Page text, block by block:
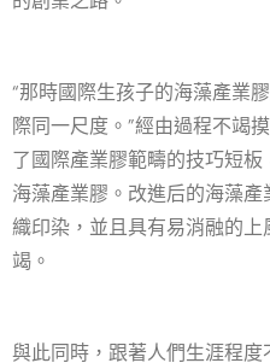
“那時國際生孩子的海藻產業
際同一尺度。”經由過程不竭
了國際產業膠範疇的技巧短
海藻產業膠。改進后的海藻
織印染，並且具有易消融的
竭。
與此同時，跟著人們生涯程